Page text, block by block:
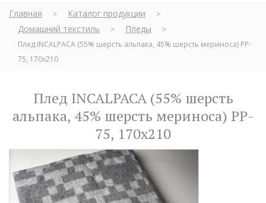
Главная > Каталог продукции >
Домашний текстиль > Пледы
>
Плед INCALPACA (55% шерсть альпака, 45% шерсть мериноса) PP-
75, 170x210
Плед INCALPACA (55% шерсть
альпака, 45% шерсть мериноса) PP-
75, 170x210